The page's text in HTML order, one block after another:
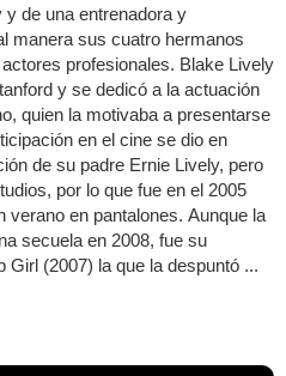
de una entrenadora y
manera sus cuatro hermanos
profesionales. Blake Lively
y se dedicó a la actuación
quien la motivaba a presentarse
en el cine se dio en
de su padre Ernie Lively, pero
por lo que fue en el 2005
verano en pantalones. Aunque la
secuela en 2008, fue su
Girl (2007) la que la despuntó ...